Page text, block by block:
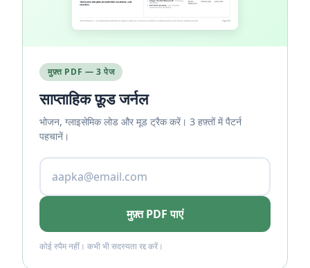
मुफ़्त PDF — 3 पेज
साप्ताहिक फ़ूड जर्नल
भोजन, ग्लाइसेमिक लोड और मूड ट्रैक करें। 3 हफ़्तों में पैटर्न
पहचानें।
मुफ़्त PDF पाएं
कोई स्पैम नहीं। कभी भी सदस्यता रद्द करें।